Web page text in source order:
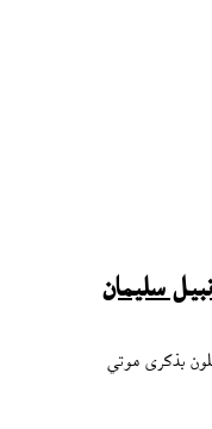
سليمان
بذكرى موتي